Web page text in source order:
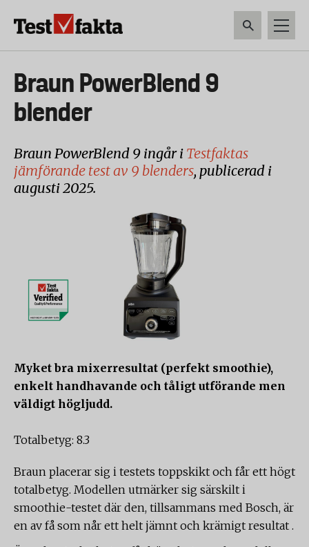
Huvudmeny
ny
Braun PowerBlend 9
blender
Braun PowerBlend 9 ingår i Testfaktas
jämförande test av 9 blenders, publicerad i
augusti 2025.
Myket bra mixerresultat (perfekt smoothie),
enkelt handhavande och tåligt utförande men
väldigt högljudd.
Totalbetyg: 8.3
Braun placerar sig i testets toppskikt och får ett högt
totalbetyg. Modellen utmärker sig särskilt i
smoothie-testet där den, tillsammans med Bosch, är
en av få som når ett helt jämnt och krämigt resultat .